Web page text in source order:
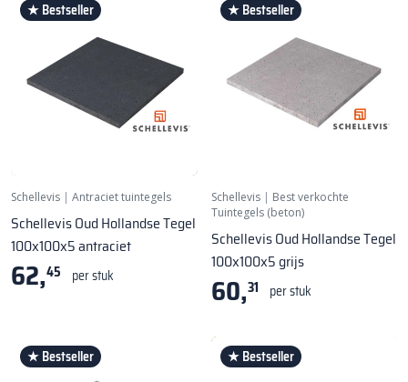
★ Bestseller
Schellevis | Antraciet tuintegels
Schellevis Oud Hollandse Tegel
100x100x5 antraciet
62,45 per stuk
★ Bestseller
Schellevis| Best verkochte
Tuintegels (beton)
Schellevis Oud Hollandse Tegel
100x100x5 grijs
60,31 per stuk
★ Bestseller ★ Bestseller